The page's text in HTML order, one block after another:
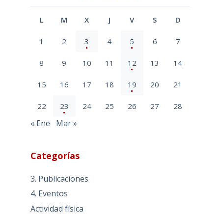
L M X J V S D
1 2 3 4 5 6 7
8 9 10 11 12 13 14
15 16 17 18 19 20 21
22 23 24 25 26 27 28
« Ene Mar »
Categorías
3. Publicaciones
4. Eventos
Actividad física